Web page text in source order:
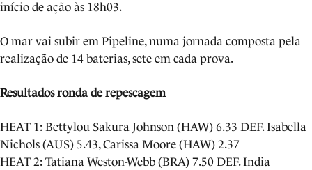
início de ação às 18h03.
O mar vai subir em Pipeline, numa jornada composta pela
realização de 14 baterias, sete em cada prova.
Resultados ronda de repescagem
HEAT 1: Bettylou Sakura Johnson (HAW) 6.33 DEF. Isabella
Nichols (AUS) 5.43, Carissa Moore (HAW) 2.37
HEAT 2: Tatiana Weston-Webb (BRA) 7.50 DEF. India